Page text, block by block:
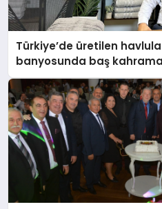
Türkiye’de üretilen
banyosunda baş